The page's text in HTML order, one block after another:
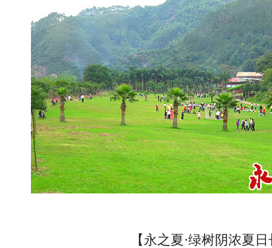
【永之夏·绿树阴浓夏